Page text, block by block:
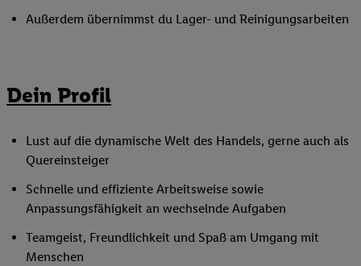
Außerdem übernimmst du Lager- und Reinigungsarbeiten
Dein Profil
Lust auf die dynamische Welt des Handels, gerne auch als
Quereinsteiger
Schnelle und effiziente Arbeitsweise sowie
Anpassungsfähigkeit an wechselnde Aufgaben
Teamgeist, Freundlichkeit und Spaß am Umgang mit
Menschen